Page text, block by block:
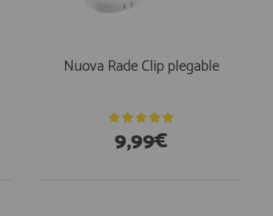
Nuova Rade Clip plegable
9,99€